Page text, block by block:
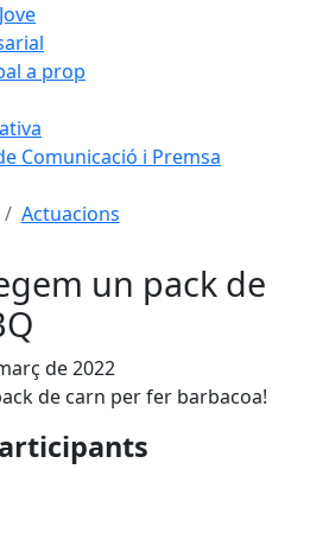
a prop
Comunicació i Premsa
Actuacions
un pack de
de 2022
de carn per fer barbacoa!